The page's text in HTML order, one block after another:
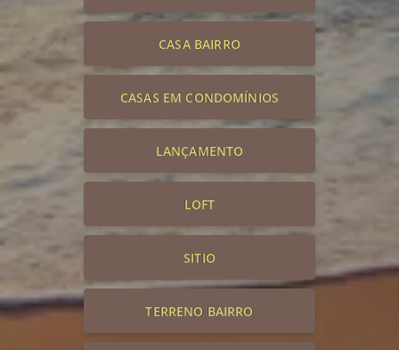
CASA BAIRRO
CASAS EM CONDOMÍNIOS
LANÇAMENTO
LOFT
SITIO
TERRENO BAIRRO